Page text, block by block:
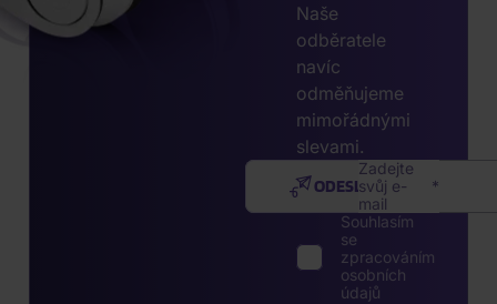
Naše
odběratele
navíc
odměňujeme
mimořádnými
slevami.
Zadejte
svůj e-
mail
ODESLAT
Souhlasím
se
zpracováním
osobních
údajů